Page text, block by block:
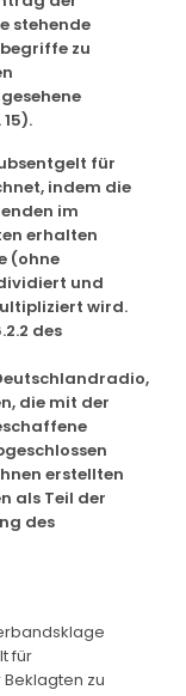
stehende
zu
für
indem die
im
erhalten
(ohne
und
wird.
des
die mit der
erstellten
als Teil der
des
für
zu